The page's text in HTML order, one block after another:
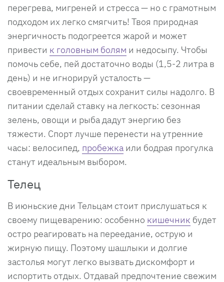
перегрева, мигреней и стресса — но с грамотным
подходом их легко смягчить! Твоя природная
энергичность подогреется жарой и может
привести к головным болям и недосыпу. Чтобы
помочь себе, пей достаточно воды (1,5-2 литра в
день) и не игнорируй усталость —
своевременный отдых сохранит силы надолго. В
питании сделай ставку на легкость: сезонная
зелень, овощи и рыба дадут энергию без
тяжести. Спорт лучше перенести на утренние
часы: велосипед, пробежка или бодрая прогулка
станут идеальным выбором.
Телец
В июньские дни Тельцам стоит прислушаться к
своему пищеварению: особенно кишечник будет
остро реагировать на переедание, острую и
жирную пищу. Поэтому шашлыки и долгие
застолья могут легко вызвать дискомфорт и
испортить отдых. Отдавай предпочтение свежим